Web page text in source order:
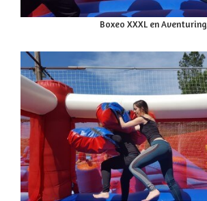
Boxeo XXXL en Aventuring